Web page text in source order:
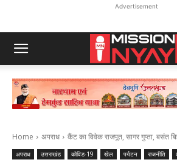
Advertisement
Home अपराध कैंट का विवेक राजपूत, सागर गुप्ता, बसंत
अपराध उत्तराखंड कोविड-19 खेल पर्यटन राजनीति